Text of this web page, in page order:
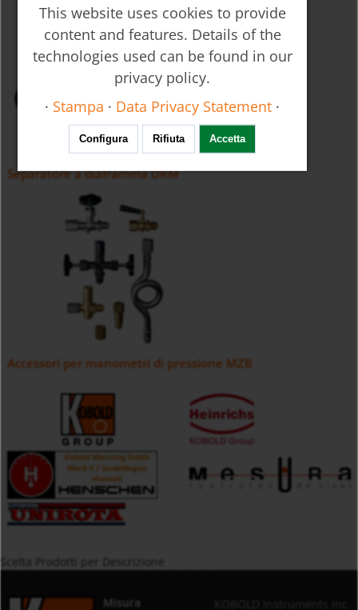
Separatore a diaframma DRM
Accessori per manometri di pressione MZB
Misura
This website uses cookies to provide
content and features. Details of the
technologies used can be found in our
privacy policy.
· Stampa · Data Privacy Statement ·
Configura Rifiuta Accetta